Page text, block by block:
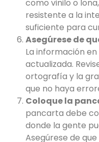
como vinilo o
resistente a la
suficiente para
Asegúrese de
La información
actualizada.
ortografía y la
que no haya
Coloque la
pancarta debe
donde la gente
Asegúrese de